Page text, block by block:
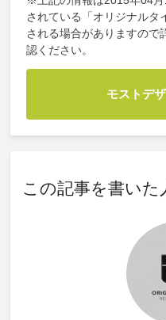
されている「オリジナルタ
される場合がありますので
認ください。
モストデ
この記事を書いた